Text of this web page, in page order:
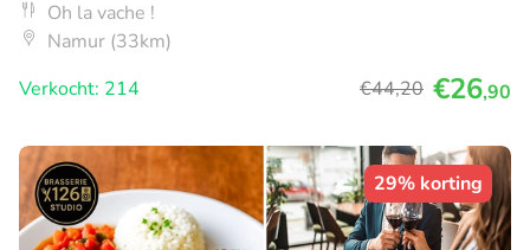
Oh la vache !
Namur (33km)
Verkocht: 214
€44,20 €26,90
29% korting